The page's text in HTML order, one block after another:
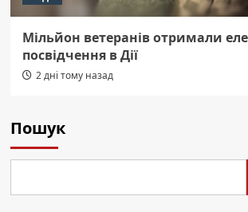
Мільйон ветеранів отримали
посвідчення в Дії
2 дні тому назад
Пошук